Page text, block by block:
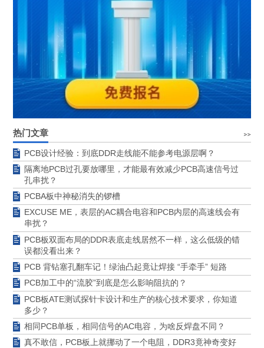
热门文章
PCB设计经验：到底DDR走线能不能参考电源层啊？
隔离地PCB过孔要放哪里，才能最有效减少PCB高速信号过
孔串扰？
PCBA板中神秘消失的锣槽
EXCUSE ME，表层的AC耦合电容和PCB内层的高速线会有
串扰？
PCB板双面布局的DDR表底走线居然不一样，这么低级的错
误都没看出来？
PCB 背钻塞孔翻车记！绿油凸起竟让焊接 “手牵手” 短路
PCB加工中的“流胶”到底是怎么影响阻抗的？
PCB板ATE测试探针卡设计和生产的核心技术要求，你知道
多少？
相同PCB单板，相同信号的AC电容，为啥反焊盘不同？
真不敢信，PCB板上就挪动了一个电阻，DDR3竟神奇变好